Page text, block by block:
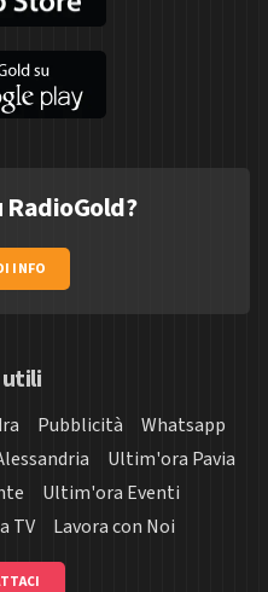
INFO
Pubblicità
Whatsapp
Ultim'ora Pavia
Ultim'ora Eventi
TV Lavora con Noi